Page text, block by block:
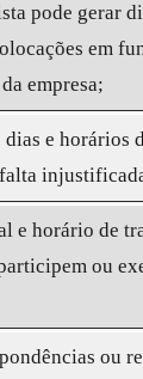
pode gerar
em
empresa;
e horários
e horário de
ou
ou